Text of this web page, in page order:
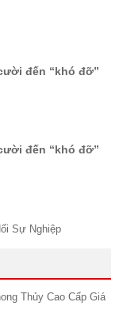
đến “khó đỡ”
đến “khó đỡ”